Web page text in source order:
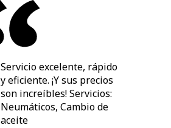
Servicio excelente, rápido
y eficiente. ¡Y sus precios
son increíbles! Servicios:
Neumáticos, Cambio de
aceite